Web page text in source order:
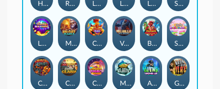
Hand of Anubis Rise of Fortuna LE FOOTBALL FAN LE HOOLIGAN Life and Death Shadow Treasure
Lucky Multifruit Merlin's Mania Chicken Man Valhalla: Wild Winter Blaze Buddies Sticky Candyland
Crystal Robot Coop Clash Chocolate Rocket Marlin Masters Atlantis Aliens Among Us Grug Make Fire